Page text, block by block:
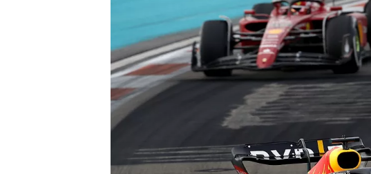
WEC FÓRMULA E